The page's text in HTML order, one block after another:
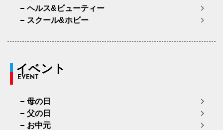
ヘルス&ビューティー
スクール&ホビー
イベント
EVENT
母の日
父の日
お中元